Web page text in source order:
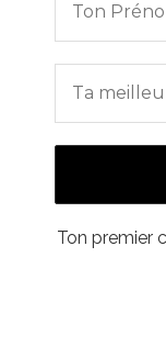
Ton premier